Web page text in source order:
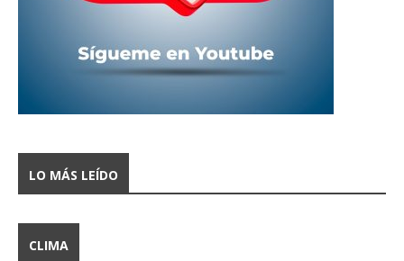
LO MÁS LEÍDO
CLIMA